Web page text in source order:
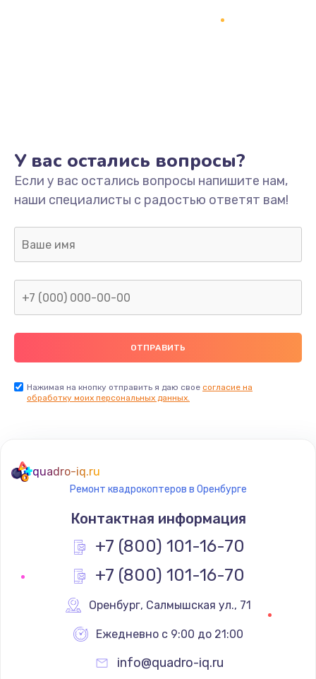
У вас остались вопросы?
Если у вас остались вопросы напишите нам,
наши специалисты с радостью ответят вам!
Нажимая на кнопку отправить я даю свое согласие на
обработку моих персональных данных.
quadro-iq.ru
Ремонт квадрокоптеров в Оренбурге
Контактная информация
+7 (800) 101-16-70
+7 (800) 101-16-70
Оренбург, Салмышская ул., 71
Ежедневно с 9:00 до 21:00
info@quadro-iq.ru